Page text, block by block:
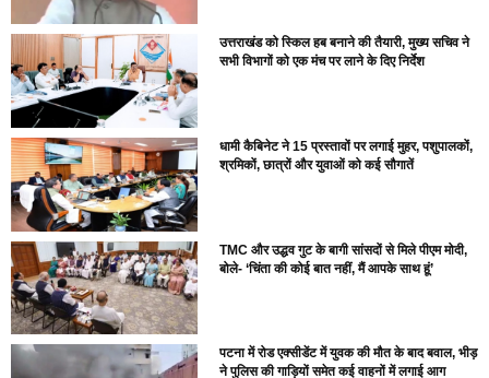
उत्तराखंड को स्किल हब बनाने की तैयारी, मुख्य सचिव ने
सभी विभागों को एक मंच पर लाने के दिए निर्देश
धामी कैबिनेट ने 15 प्रस्तावों पर लगाई मुहर, पशुपालकों,
श्रमिकों, छात्रों और युवाओं को कई सौगातें
TMC और उद्धव गुट के बागी सांसदों से मिले पीएम मोदी,
बोले- ‘चिंता की कोई बात नहीं, मैं आपके साथ हूं’
पटना में रोड एक्सीडेंट में युवक की मौत के बाद बवाल, भीड़
ने पुलिस की गाड़ियों समेत कई वाहनों में लगाई आग